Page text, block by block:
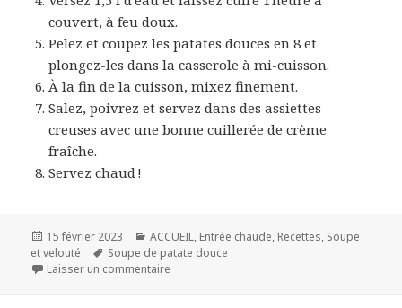
couvert, à feu doux.
Pelez et coupez les patates douces en 8 et
plongez-les dans la casserole à mi-cuisson.
À la fin de la cuisson, mixez finement.
Salez, poivrez et servez dans des assiettes
creuses avec une bonne cuillerée de crème
fraîche.
Servez chaud !
Publié
le
15 février 2023 Catégories
ACCUEIL, Entrée chaude, Recettes, Soupe
et velouté
Mots-
clés
Soupe de patate douce
Laisser un commentaire